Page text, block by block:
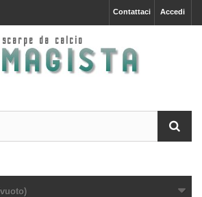
Accedi
Contattaci